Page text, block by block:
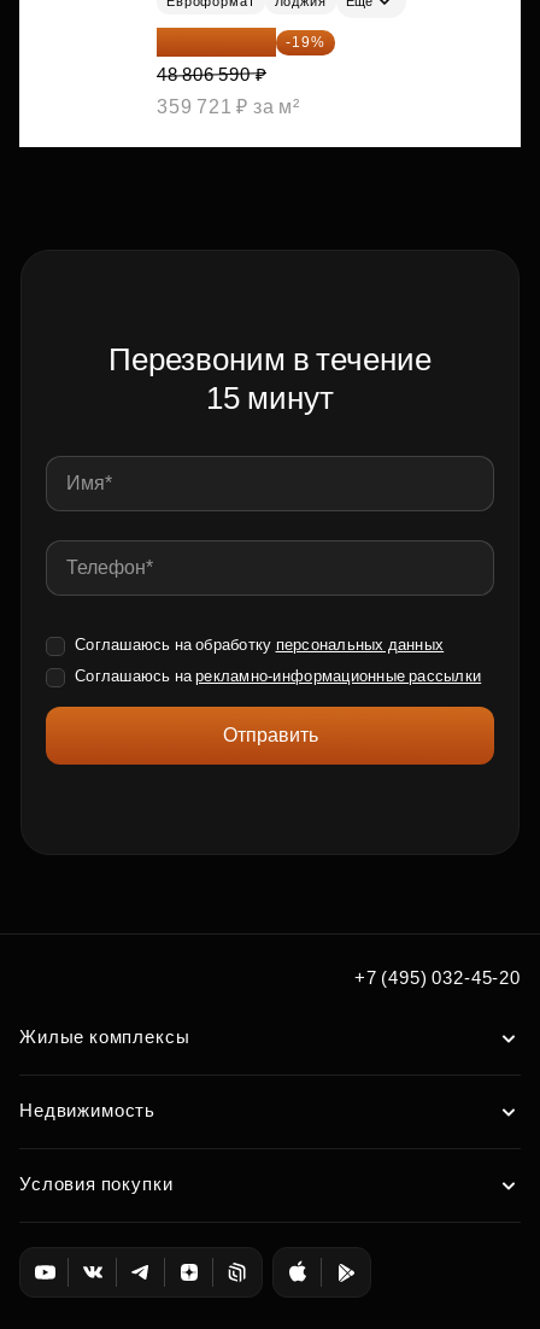
39 533 338 ₽ -19%
48 806 590 ₽
359 721 ₽ за м²
Перезвоним в течение
15 минут
Соглашаюсь на обработку персональных данных
Соглашаюсь нарекламно-информационные рассылки
Отправить
+7 (495) 032-45-20
Жилые комплексы
Недвижимость
Условия покупки